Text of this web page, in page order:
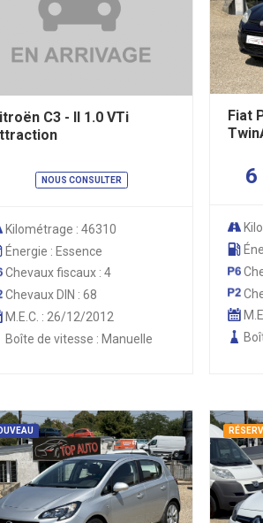
C3 - II 1.0 VTi
NOUS CONSULTER
Kilométrage : 46310
Énergie : Essence
Chevaux fiscaux : 4
Chevaux DIN : 68
M.E.C. : 26/12/2012
Boîte de vitesse : Manuelle
Fiat
6